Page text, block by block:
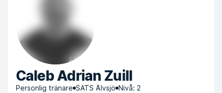
Caleb Adrian Zuill
Personlig tränare SATS Älvsjö Nivå: 2